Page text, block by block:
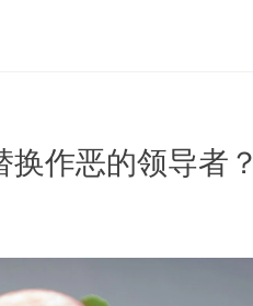
作恶的领导者？